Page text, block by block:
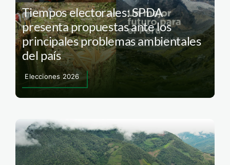
Tiempos electorales: SPDA
presenta propuestas ante los
principales problemas ambientales
del país
Elecciones 2026